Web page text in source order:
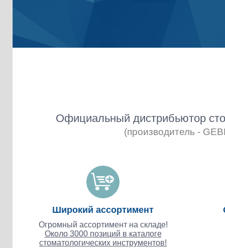
Официальный дистрибьютор
(производитель -
Широкий ассортимент
Огромный ассортимент на складе!
Около 3000 позиций в каталоге
стоматологических инструментов!